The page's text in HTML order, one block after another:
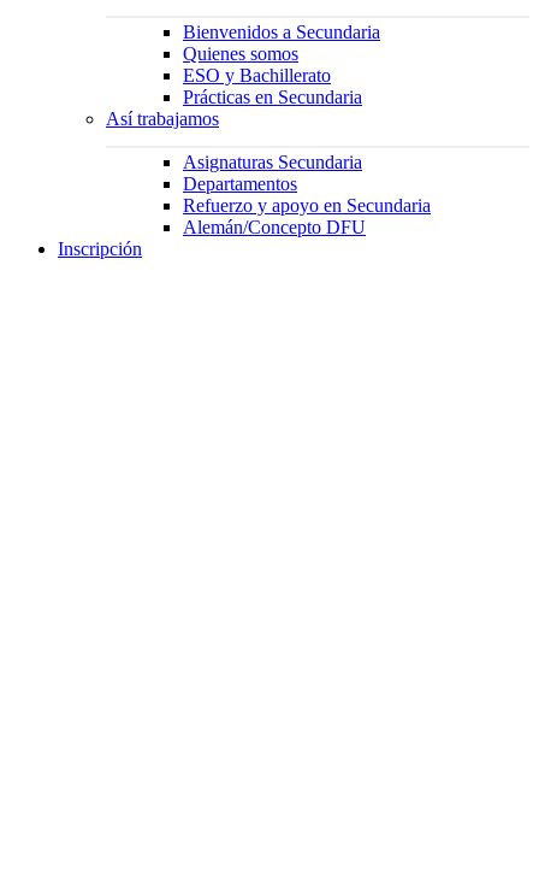
Bienvenidos a Secundaria
Quienes somos
ESO y Bachillerato
Prácticas en Secundaria
Así trabajamos
Asignaturas Secundaria
Departamentos
Refuerzo y apoyo en Secundaria
Alemán/Concepto DFU
Inscripción